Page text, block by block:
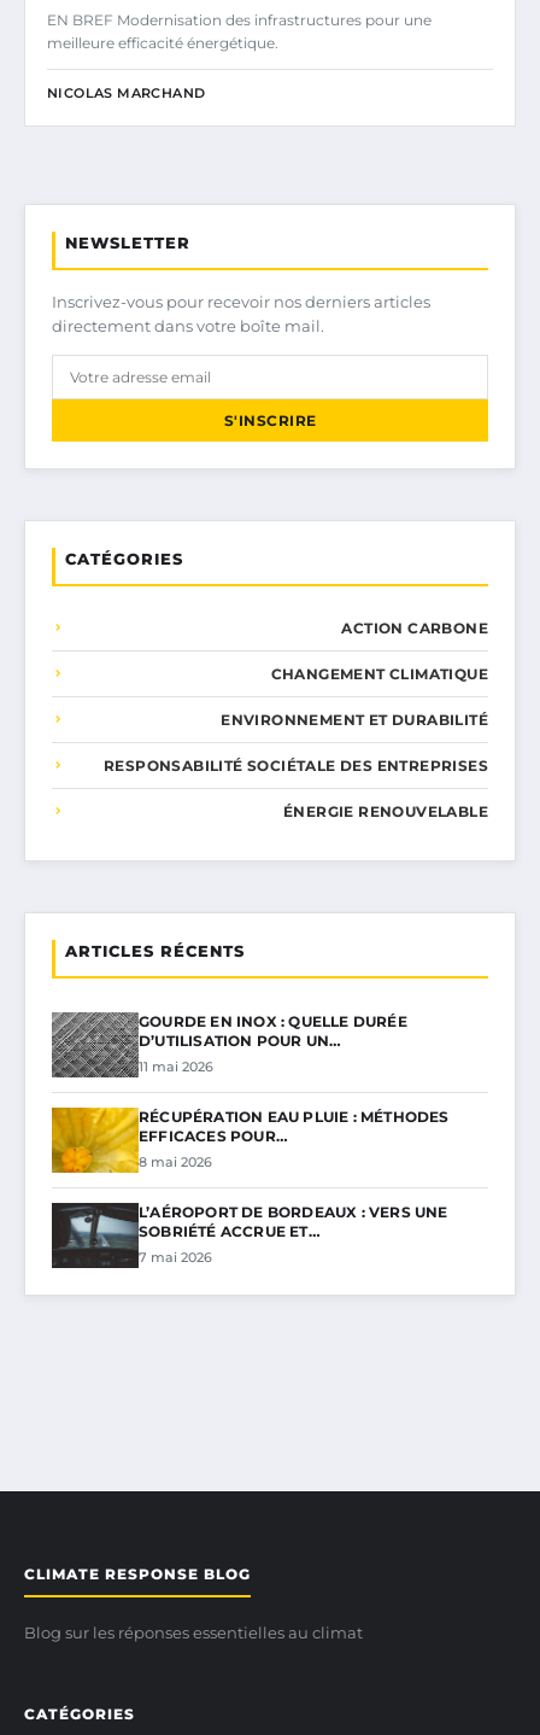
EN BREF Modernisation des infrastructures pour une
meilleure efficacité énergétique.
NICOLAS MARCHAND
NEWSLETTER
Inscrivez-vous pour recevoir nos derniers articles
directement dans votre boîte mail.
S'INSCRIRE
CATÉGORIES
ACTION CARBONE
CHANGEMENT CLIMATIQUE
ENVIRONNEMENT ET DURABILITÉ
RESPONSABILITÉ SOCIÉTALE DES ENTREPRISES
ÉNERGIE RENOUVELABLE
ARTICLES RÉCENTS
GOURDE EN INOX : QUELLE DURÉE
D’UTILISATION POUR UN…
11 mai 2026
RÉCUPÉRATION EAU PLUIE : MÉTHODES
EFFICACES POUR…
8 mai 2026
L’AÉROPORT DE BORDEAUX : VERS UNE
SOBRIÉTÉ ACCRUE ET…
7 mai 2026
CLIMATE RESPONSE BLOG
Blog sur les réponses essentielles au climat
CATÉGORIES